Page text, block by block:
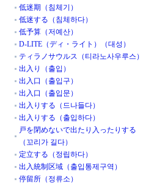
低迷期（침체기）
低迷する（침체하다）
低予算（저예산）
D-LITE（ディ・ライト）（대성）
ティラノサウルス（티라노사우루스）
出入り（출입）
出入口（출입구）
出入口（출입문）
出入りする（드나들다）
出入りする（출입하다）
戸を閉めないで出たり入ったりする
（꼬리가 길다）
定立する（정립하다）
出入統制区域（출입통제구역）
停留所（정류소）